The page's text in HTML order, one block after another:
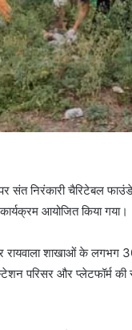
पर संत निरंकारी चैरिटेबल
आयोजित किया गया।
शाखाओं के लगभग
परिसर और प्लेटफॉर्म